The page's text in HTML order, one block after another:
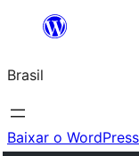
o
conteúdo
Brasil
Baixar o WordPress